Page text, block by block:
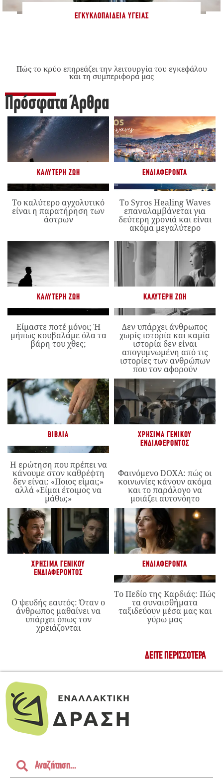
ΕΓΚΥΚΛΟΠΑΊΔΕΙΑ ΥΓΕΊΑΣ
Πώς το κρύο επηρεάζει την λειτουργία του εγκεφάλου
και τη συμπεριφορά μας
Πρόσφατα Άρθρα
ΚΑΛΎΤΕΡΗ ΖΩΉ
Το καλύτερο αγχολυτικό
είναι η παρατήρηση των
άστρων
ΕΝΔΙΑΦΈΡΟΝΤΑ
Το Syros Healing Waves
επαναλαμβάνεται για
δεύτερη χρονιά και είναι
ακόμα μεγαλύτερο
ΚΑΛΎΤΕΡΗ ΖΩΉ
Είμαστε ποτέ μόνοι; Ή
μήπως κουβαλάμε όλα τα
βάρη του χθες;
ΚΑΛΎΤΕΡΗ ΖΩΉ
Δεν υπάρχει άνθρωπος
χωρίς ιστορία και καμία
ιστορία δεν είναι
απογυμνωμένη από τις
ιστορίες των ανθρώπων
που τον αφορούν
ΒΙΒΛΊΑ
Η ερώτηση που πρέπει να
κάνουμε στον καθρέφτη
δεν είναι: «Ποιος είμαι;»
αλλά «Είμαι έτοιμος να
μάθω;»
ΧΡΉΣΙΜΑ ΓΕΝΙΚΟΎ
ΕΝΔΙΑΦΈΡΟΝΤΟΣ
Φαινόμενο DOXA: πώς οι
κοινωνίες κάνουν ακόμα
και το παράλογο να
μοιάζει αυτονόητο
ΧΡΉΣΙΜΑ ΓΕΝΙΚΟΎ
ΕΝΔΙΑΦΈΡΟΝΤΟΣ
Ο ψευδής εαυτός: Όταν ο
άνθρωπος μαθαίνει να
υπάρχει όπως τον
χρειάζονται
ΕΝΔΙΑΦΈΡΟΝΤΑ
Το Πεδίο της Καρδιάς: Πώς
τα συναισθήματα
ταξιδεύουν μέσα μας και
γύρω μας
ΔΕΊΤΕ ΠΕΡΙΣΣΌΤΕΡΑ